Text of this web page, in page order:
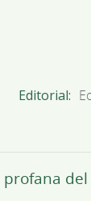
Editorial